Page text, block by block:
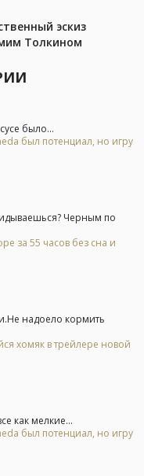
эскиз
Толкином
было...
был потенциал, но игру
Черным по
за 55 часов без сна и
надоело кормить
хомяк в трейлере новой
как мелкие...
был потенциал, но игру